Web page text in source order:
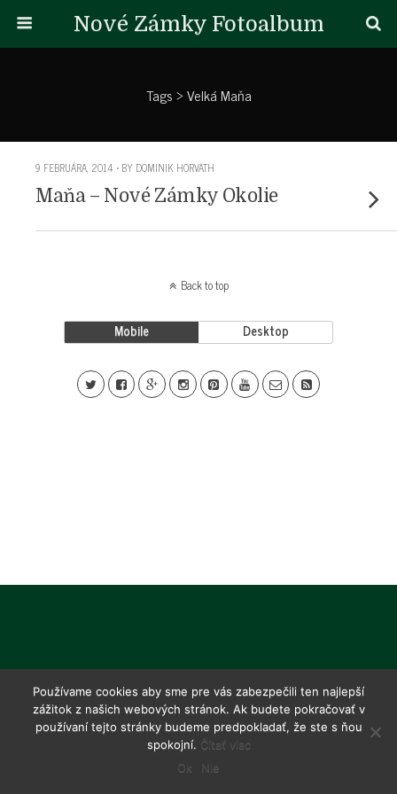
Nové Zámky Fotoalbum
Tags › Velká Maňa
9 FEBRUÁRA, 2014 • BY DOMINIK HORVATH
Maňa – Nové Zámky Okolie
Back to top
Mobile Desktop
Používame cookies aby sme pre vás zabezpečili ten najlepší
zážitok z našich webových stránok. Ak budete pokračovať v
používaní tejto stránky budeme predpokladať, že ste s ňou
spokojní. Čítať viac
Ok
Nie